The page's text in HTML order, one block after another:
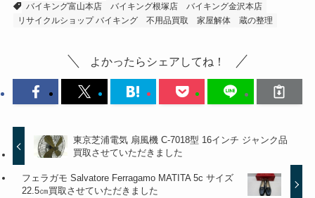
バイキング富山本店
バイキング根塚店
バイキング金沢本店
リサイクルショップ バイキング
不用品買取 家屋解体 蔵の整理
よかったらシェアしてね！
東京芝浦電気 扇風機 C-7018型 16インチ ジャンク品
買取させていただきました
フェラガモ Salvatore Ferragamo MATITA 5c サイズ
22.5㎝買取させていただきました